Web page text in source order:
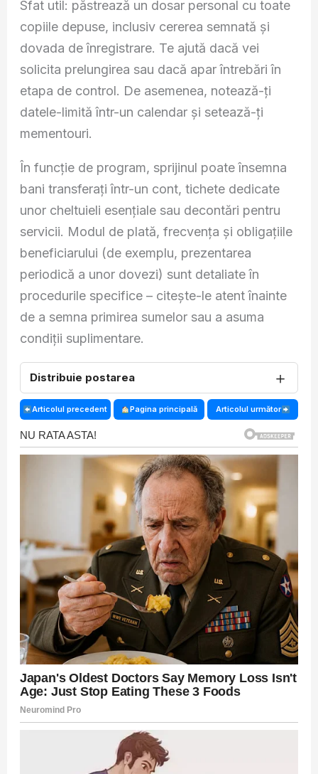
Sfat util: păstrează un dosar personal cu toate
copiile depuse, inclusiv cererea semnată și
dovada de înregistrare. Te ajută dacă vei
solicita prelungirea sau dacă apar întrebări în
etapa de control. De asemenea, notează-ți
datele-limită într-un calendar și setează-ți
mementouri.
În funcție de program, sprijinul poate însemna
bani transferați într-un cont, tichete dedicate
unor cheltuieli esențiale sau decontări pentru
servicii. Modul de plată, frecvența și obligațiile
beneficiarului (de exemplu, prezentarea
periodică a unor dovezi) sunt detaliate în
procedurile specifice – citește-le atent înainte
de a semna primirea sumelor sau a asuma
condiții suplimentare.
Distribuie postarea ＋
Articolul precedent Pagina principală Articolul următor